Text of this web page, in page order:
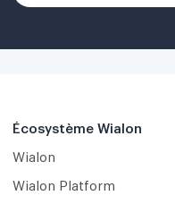
Écosystème Wialon
Wialon
Wialon Platform